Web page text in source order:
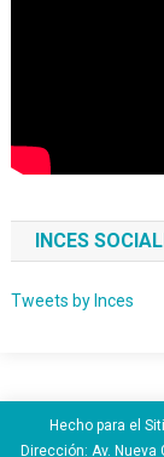
INCES
Tweets by Inces
Hecho para el
Dirección: Av. Nueva